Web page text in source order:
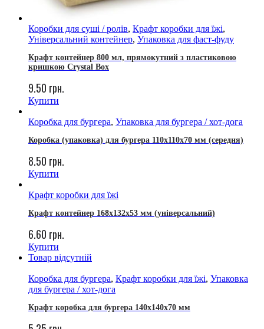
Коробки для суші / ролів, Крафт коробки для їжі,
Універсальний контейнер, Упаковка для фаст-фуду
Крафт контейнер 800 мл, прямокутний з пластиковою
кришкою Crystal Box
9.50 грн.
Купити
Коробка для бургера, Упаковка для бургера / хот-дога
Коробка (упаковка) для бургера 110x110x70 мм (середня)
8.50 грн.
Купити
Крафт коробки для їжі
Крафт контейнер 168х132х53 мм (універсальний)
6.60 грн.
Купити
Товар відсутній
Коробка для бургера, Крафт коробки для їжі, Упаковка
для бургера / хот-дога
Крафт коробка для бургера 140х140х70 мм